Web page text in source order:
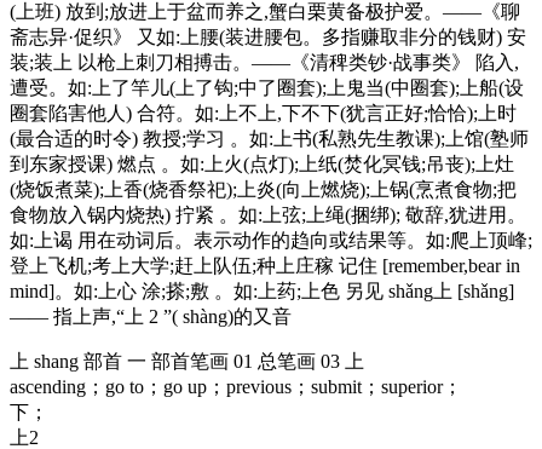
(上班) 放到;放进上于盆而养之,蟹白栗黄备极护爱。——《聊
斋志异·促织》 又如:上腰(装进腰包。多指赚取非分的钱财) 安
装;装上 以枪上刺刀相搏击。——《清稗类钞·战事类》 陷入,
遭受。如:上了竿儿(上了钩;中了圈套);上鬼当(中圈套);上船(设
圈套陷害他人) 合符。如:上不上,下不下(犹言正好;恰恰);上时
(最合适的时令) 教授;学习 。如:上书(私熟先生教课);上馆(塾师
到东家授课) 燃点 。如:上火(点灯);上纸(焚化冥钱;吊丧);上灶
(烧饭煮菜);上香(烧香祭祀);上炎(向上燃烧);上锅(烹煮食物;把
食物放入锅内烧热) 拧紧 。如:上弦;上绳(捆绑); 敬辞,犹进用。
如:上谒 用在动词后。表示动作的趋向或结果等。如:爬上顶峰;
登上飞机;考上大学;赶上队伍;种上庄稼 记住 [remember,bear in
mind]。如:上心 涂;搽;敷 。如:上药;上色 另见 shǎng上 [shǎng]
—— 指上声,“上 2 ”( shàng)的又音
上 shang 部首 一 部首笔画 01 总笔画 03 上
ascending；go to；go up；previous；submit；superior；
下；
上2